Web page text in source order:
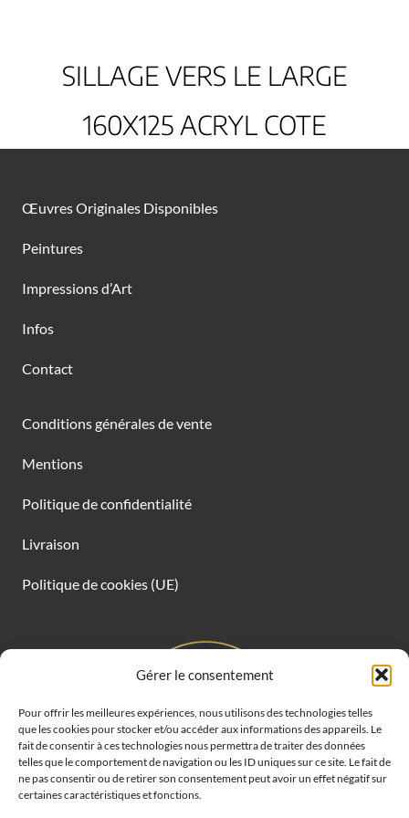
Gérer le consentement
Pour offrir les meilleures expériences, nous utilisons des technologies telles
que les cookies pour stocker et/ou accéder aux informations des appareils. Le
fait de consentir à ces technologies nous permettra de traiter des données
telles que le comportement de navigation ou les ID uniques sur ce site. Le fait de
ne pas consentir ou de retirer son consentement peut avoir un effet négatif sur
certaines caractéristiques et fonctions.
SILLAGE VERS LE LARGE
160X125 ACRYL COTE
Œuvres Originales Disponibles
Peintures
Impressions d’Art
Infos
Contact
Conditions générales de vente
Mentions
Politique de confidentialité
Livraison
Politique de cookies (UE)